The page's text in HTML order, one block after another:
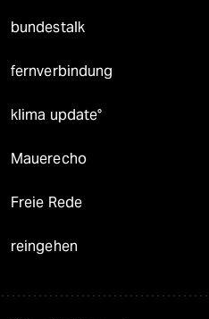
bundestalk
fernverbindung
klima update°
Mauerecho
Freie Rede
reingehen